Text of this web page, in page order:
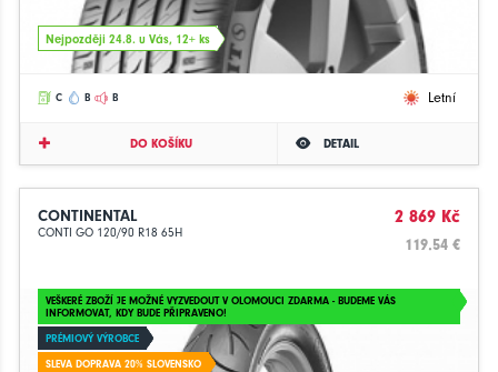
Nejpozději 24.8. u Vás, 12+ ks
C B B Letní
DO KOŠÍKU DETAIL
CONTINENTAL
CONTI GO 120/90 R18 65H
2 869 Kč
119.54 €
VEŠKERÉ ZBOŽÍ JE MOŽNÉ VYZVEDOUT V OLOMOUCI ZDARMA - BUDEME VÁS
INFORMOVAT, KDY BUDE PŘIPRAVENO!
PRÉMIOVÝ VÝROBCE
SLEVA DOPRAVA 20% SLOVENSKO